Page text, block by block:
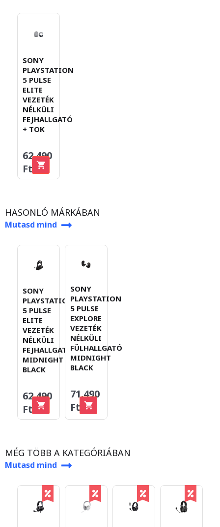
SONY
PLAYSTATION
5 PULSE
ELITE
VEZETÉK
NÉLKÜLI
FEJHALLGATÓ
+ TOK
62.490
Ft
HASONLÓ MÁRKÁBAN
Mutasd mind
SONY
PLAYSTATION
5 PULSE
ELITE
VEZETÉK
NÉLKÜLI
FEJHALLGATÓ
MIDNIGHT
BLACK
62.490
Ft
SONY
PLAYSTATION
5 PULSE
EXPLORE
VEZETÉK
NÉLKÜLI
FÜLHALLGATÓ
MIDNIGHT
BLACK
71.490
Ft
MÉG TÖBB A KATEGÓRIÁBAN
Mutasd mind